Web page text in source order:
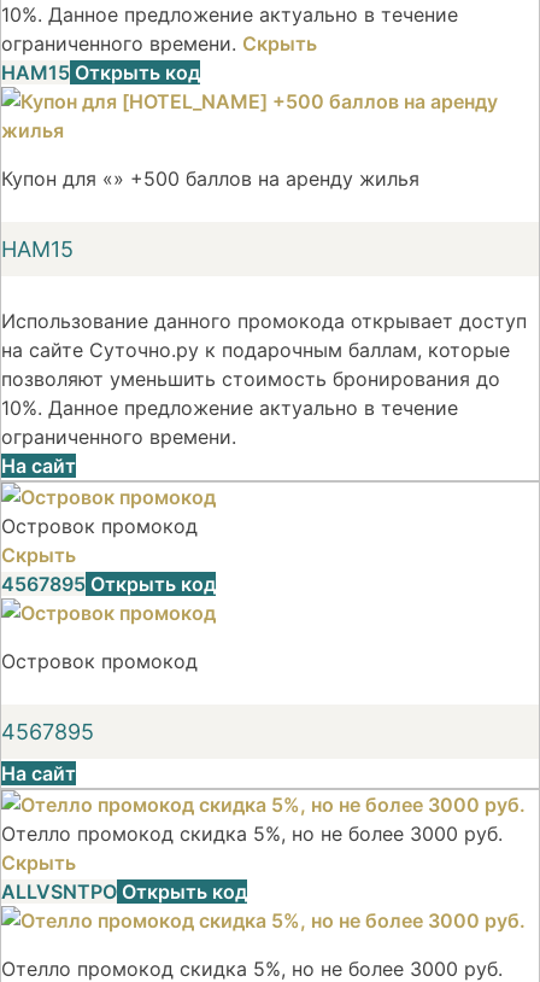
10%. Данное предложение актуально в течение
ограниченного времени. Скрыть
НАМ15 Открыть код
Купон для «» +500 баллов на аренду жилья
НАМ15
Использование данного промокода открывает доступ
на сайте Суточно.ру к подарочным баллам, которые
позволяют уменьшить стоимость бронирования до
10%. Данное предложение актуально в течение
ограниченного времени.
На сайт
Островок промокод
Скрыть
4567895 Открыть код
Островок промокод
4567895
На сайт
Отелло промокод скидка 5%, но не более 3000 руб.
Скрыть
ALLVSNTPO Открыть код
Отелло промокод скидка 5%, но не более 3000 руб.